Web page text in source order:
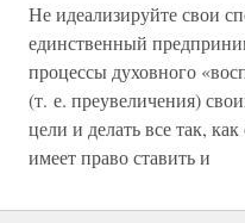
Не идеализируйте свои
единственный
процессы духовного
(т. е. преувеличения)
цели и делать все так,
имеет право ставить и